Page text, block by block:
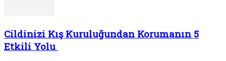
Cildinizi Kış Kuruluğundan Korumanın 5
Etkili Yolu